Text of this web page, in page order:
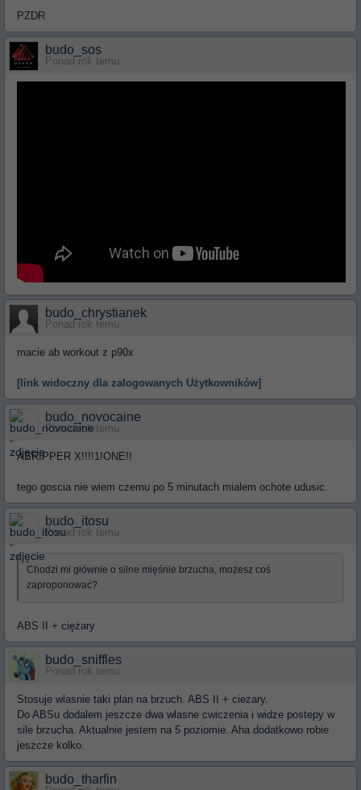
PZDR
budo_sos
Ponad rok temu
budo_chrystianek
Ponad rok temu
macie ab workout z p90x
[link widoczny dla zalogowanych Użytkowników]
budo_novocaine
Ponad rok temu
ABRIPPER X!!!!1!ONE!!
tego goscia nie wiem czemu po 5 minutach mialem ochote udusic.
budo_itosu
Ponad rok temu
Chodzi mi głównie o silne mięśnie brzucha, możesz coś
zaproponować?
ABS II + ciężary
budo_sniffles
Ponad rok temu
Stosuje wlasnie taki plan na brzuch. ABS II + ciezary.
Do ABSu dodalem jeszcze dwa wlasne cwiczenia i widze postepy w
sile brzucha. Aktualnie jestem na 5 poziomie. Aha dodatkowo robie
jeszcze kolko.
budo_tharfin